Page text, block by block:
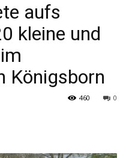
aufs
kleine und
Königsborn
0
460